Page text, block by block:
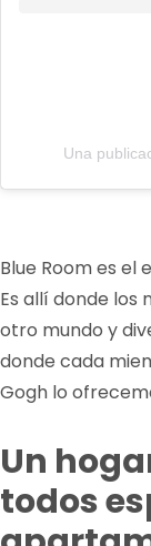
Una
Blue Room es el
Es allí donde los
otro mundo y
donde cada
Gogh lo
Un
todos